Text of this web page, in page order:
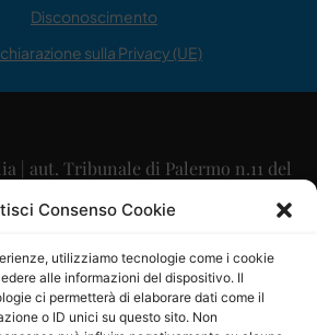
Consenso Cookie
utilizziamo tecnologie come i cookie
alle informazioni del dispositivo. Il
ci permetterà di elaborare dati come il
o ID unici su questo sito. Non
Disconoscimento
sulla Privacy (UE)
| aut. Tribunale di Palermo n.11 del
29/09/2015
Maurizio Scaglione